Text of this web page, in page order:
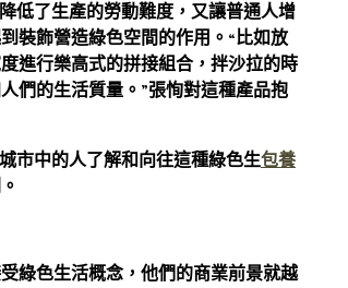
低了生產的勞動難度，又讓普通人增
裝飾營造綠色空間的作用。“比如放
進行樂高式的拼接組合，拌沙拉的時
們的生活質量。”張恂對這種產品抱
市中的人了解和向往這種綠色生包養
綠色生活概念，他們的商業前景就越